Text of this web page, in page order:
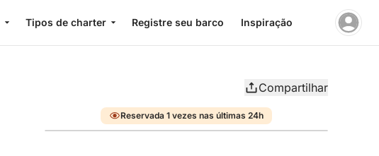
Tipos de charter Registre seu barco Inspiração
Compartilhar
Reservada 1 vezes nas últimas 24h